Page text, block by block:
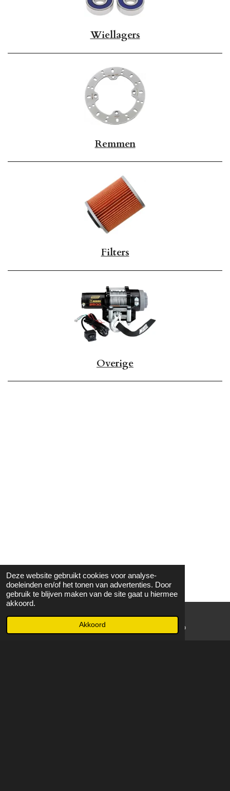
Deze website gebruikt cookies voor analyse-
doeleinden en/of het tonen van advertenties. Door
gebruik te blijven maken van de site gaat u hiermee
akkoord.
Akkoord
Wiellagers
Remmen
Filters
Overige
WhatsApp